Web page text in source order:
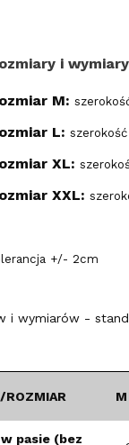
i
M:
L:
XL:
XXL:
+/- 2cm
i wymiarów -
ROZMIAR M
pasie (bez